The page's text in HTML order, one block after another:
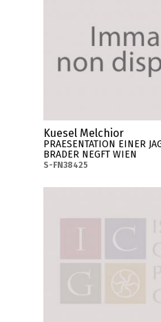
Kuesel Melchior
PRAESENTATION EINER
BRADER NEGFT WIEN
S-FN38425